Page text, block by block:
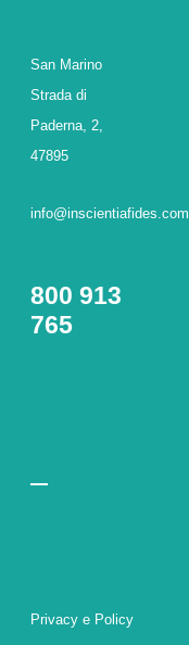
San Marino
Strada di
Paderna, 2,
47895
info@inscientiafides.com
800 913
765
Privacy e Policy